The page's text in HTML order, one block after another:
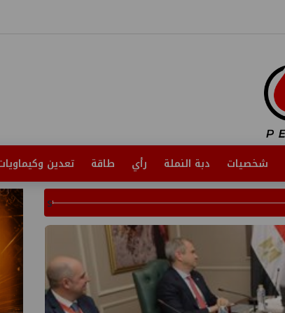
شخصيات دبة النملة رأي طاقة تعدين
s